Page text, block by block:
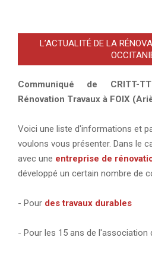
L’ACTUALITÉ DE LA
Communiqué de CRITT-
Rénovation Travaux à FOIX
Voici une liste d'informations et
voulons vous présenter. Dans le
avec une entreprise de
développé un certain nombre de
- Pour des travaux durables
- Pour les 15 ans de l'association